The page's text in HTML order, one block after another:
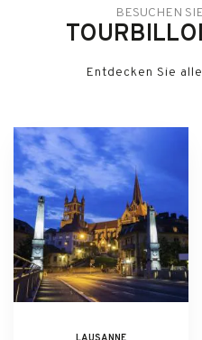
BESUCHEN
Entdecken Sie